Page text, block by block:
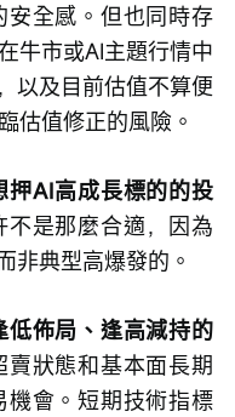
全感。但也同時存
牛市或AI主題行情中
以及目前估值不算便
估值修正的風險。
押AI高成長標的的投
不是那麼合適，因為
非典型高爆發的。
佈局、逢高減持的
賣狀態和基本面長期
會。短期技術指標